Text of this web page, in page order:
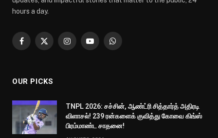
hours a day.
Facebook
X
InstagramYouTubeWhatsApp
OUR PICKS
TNPL 2026: சச்சின், ஆண்ட்ரி சித்தார்த் அதிரடி
விளாசல்! 239 ரன்களைக் குவித்து கோவை கிங்ஸ்
பிரம்மாண்ட சாதனை!